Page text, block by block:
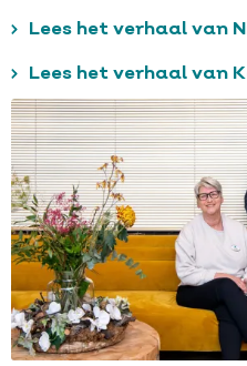
Lees het verhaal van
Lees het verhaal van